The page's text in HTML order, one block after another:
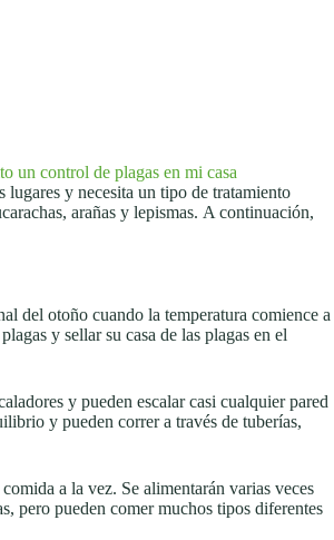
un control de plagas en mi casa
lugares y necesita un tipo de tratamiento
arañas y lepismas. A continuación,
del otoño cuando la temperatura comience a
y sellar su casa de las plagas en el
y pueden escalar casi cualquier pared
y pueden correr a través de tuberías,
a la vez. Se alimentarán varias veces
pero pueden comer muchos tipos diferentes